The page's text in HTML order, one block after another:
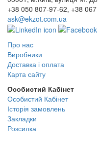
+38 050 807-97-62, +38
ask@ekzot.com.ua
Про нас
Виробники
Доставка і оплата
Карта сайту
Особистий Кабінет
Особистий Кабінет
Історія замовлень
Закладки
Розсилка